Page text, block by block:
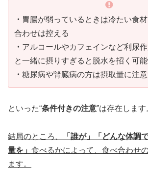
・ 胃腸が弱っているときは冷たい食
合わせは控える
・ アルコールやカフェインなど利尿
と一緒に摂りすぎると脱水を招く可
・ 糖尿病や腎臓病の方は摂取量に注
といった“条件付きの注意”は存在します
結局のところ、
「誰が」「どんな体調
量を」 食べるかによって、食べ合わせ
ます。